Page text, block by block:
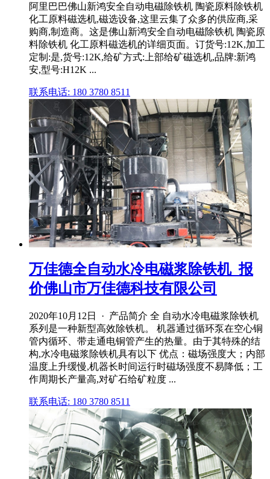
阿里巴巴佛山新鸿安全自动电磁除铁机 陶瓷原料除铁机
化工原料磁选机,磁选设备,这里云集了众多的供应商,采
购商,制造商。这是佛山新鸿安全自动电磁除铁机 陶瓷原
料除铁机 化工原料磁选机的详细页面。订货号:12K,加工
定制:是,货号:12K,给矿方式:上部给矿磁选机,品牌:新鸿
安,型号:H12K ...
联系电话: 180 3780 8511
万佳德全自动水冷电磁浆除铁机_报
价佛山市万佳德科技有限公司
2020年10月12日 · 产品简介 全 自动水冷电磁浆除铁机
系列是一种新型高效除铁机。 机器通过循环泵在空心铜
管内循环、带走通电铜管产生的热量。由于其特殊的结
构,水冷电磁浆除铁机具有以下 优点：磁场强度大；内部
温度上升缓慢,机器长时间运行时磁场强度不易降低；工
作周期长产量高,对矿石给矿粒度 ...
联系电话: 180 3780 8511